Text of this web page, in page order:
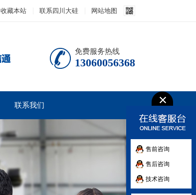
收藏本站 联系四川大硅 网站地图
免费服务热线
13060056368
联系我们
售前咨询
售后咨询
技术咨询